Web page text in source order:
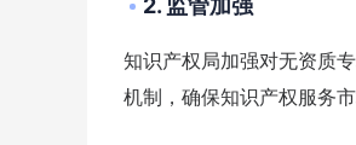
2. 监管加强
知识产权局加强对无资质
机制，确保知识产权服务